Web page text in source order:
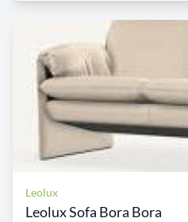
Leolux
Leolux Sofa Bora Bora